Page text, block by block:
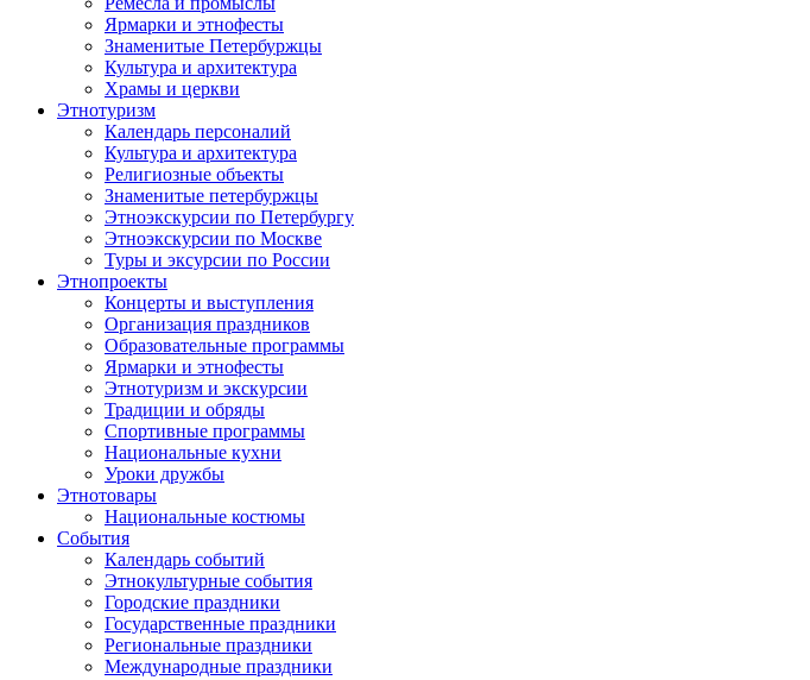
Ярмарки и этнофесты
Знаменитые Петербуржцы
Культура и архитектура
Храмы и церкви
Этнотуризм
Календарь персоналий
Культура и архитектура
Религиозные объекты
Знаменитые петербуржцы
Этноэкскурсии по Петербургу
Этноэкскурсии по Москве
Туры и эксурсии по России
Этнопроекты
Концерты и выступления
Организация праздников
Образовательные программы
Ярмарки и этнофесты
Этнотуризм и экскурсии
Традиции и обряды
Спортивные программы
Национальные кухни
Уроки дружбы
Этнотовары
Национальные костюмы
События
Календарь событий
Этнокультурные события
Городские праздники
Государственные праздники
Региональные праздники
Международные праздники